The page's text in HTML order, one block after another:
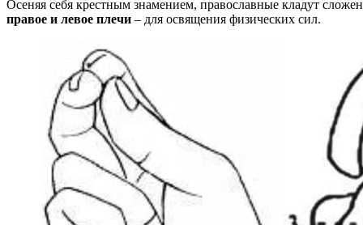
Осеняя себя крестным знамением, православные кладут
правое и левое плечи – для освящения физических сил.